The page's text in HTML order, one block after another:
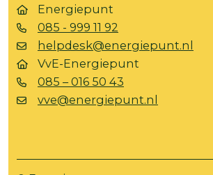
Energiepunt
085 - 999 11 92
helpdesk@energiepunt.nl
VvE-Energiepunt
085 – 016 50 43
vve@energiepunt.nl